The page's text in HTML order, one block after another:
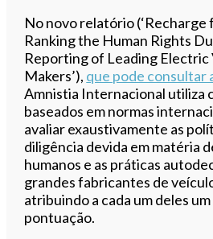
No novo relatório (‘Recharge
Ranking the Human Rights
Reporting of Leading Electric
Makers’), que pode consultar
Amnistia Internacional utiliza
baseados em normas
avaliar exaustivamente as
diligência devida em matéria
humanos e as práticas
grandes fabricantes de
atribuindo a cada um deles
pontuação.